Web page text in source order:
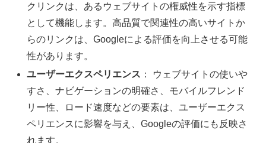
クリンクは、あるウェブサイトの権威性を示す指標
として機能します。高品質で関連性の高いサイトか
らのリンクは、Googleによる評価を向上させる可能
性があります。
ユーザーエクスペリエンス ： ウェブサイトの使いや
すさ、ナビゲーションの明確さ、モバイルフレンド
リー性、ロード速度などの要素は、ユーザーエクス
ペリエンスに影響を与え、Googleの評価にも反映さ
れます。